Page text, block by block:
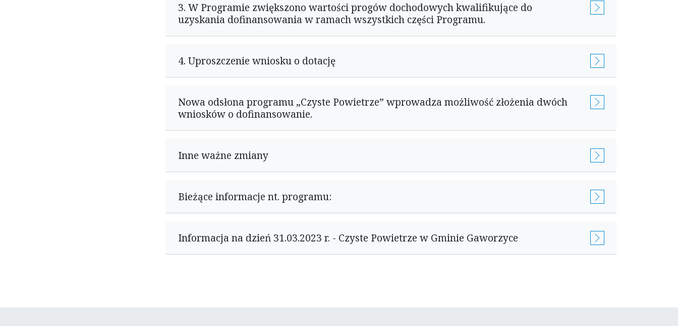
3. W Programie zwiększono wartości progów dochodowych kwalifikujące do
uzyskania dofinansowania w ramach wszystkich części Programu.
4. Uproszczenie wniosku o dotację
Nowa odsłona programu „Czyste Powietrze” wprowadza możliwość złożenia dwóch
wniosków o dofinansowanie.
Inne ważne zmiany
Bieżące informacje nt. programu:
Informacja na dzień 31.03.2023 r. - Czyste Powietrze w Gminie Gaworzyce